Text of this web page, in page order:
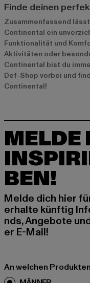
Finde deinen
Zusammenfassend
Continental ein
Funktionalität und
Aktivitäten oder
Continental bist du
Def-Shop vorbei und
Continental!
MELDE
BEN!
Melde dich hier
erhalte künftig
nds, Angebote
er E-Mail!
An welchen